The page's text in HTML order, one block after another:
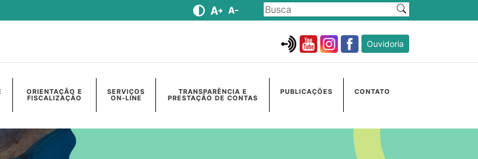
Ouvidoria
ORIENTAÇÃO E
FISCALIZAÇÃO
SERVIÇOS
ON-LINE
TRANSPARÊNCIA E
PRESTAÇÃO DE CONTAS
PUBLICAÇÕES CONTATO